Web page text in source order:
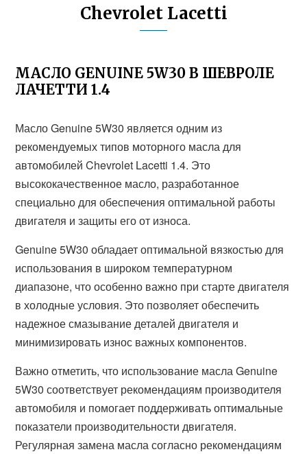
Chevrolet Lacetti
МАСЛО GENUINE 5W30 В ШЕВРОЛЕ
ЛАЧЕТТИ 1.4
Масло Genuine 5W30 является одним из
рекомендуемых типов моторного масла для
автомобилей Chevrolet Lacetti 1.4. Это
высококачественное масло, разработанное
специально для обеспечения оптимальной работы
двигателя и защиты его от износа.
Genuine 5W30 обладает оптимальной вязкостью для
использования в широком температурном
диапазоне, что особенно важно при старте двигателя
в холодные условия. Это позволяет обеспечить
надежное смазывание деталей двигателя и
минимизировать износ важных компонентов.
Важно отметить, что использование масла Genuine
5W30 соответствует рекомендациям производителя
автомобиля и помогает поддерживать оптимальные
показатели производительности двигателя.
Регулярная замена масла согласно рекомендациям